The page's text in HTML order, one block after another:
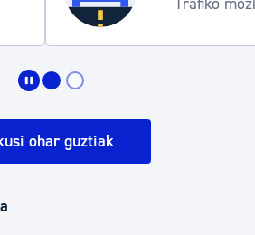
Gune publikoa,
Urgull,
ohar guztiak